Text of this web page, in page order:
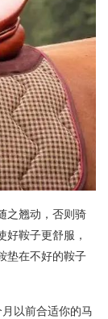
之翘动，否则骑
鞍子更舒服，
垫在不好的鞍子
以前合适你的马